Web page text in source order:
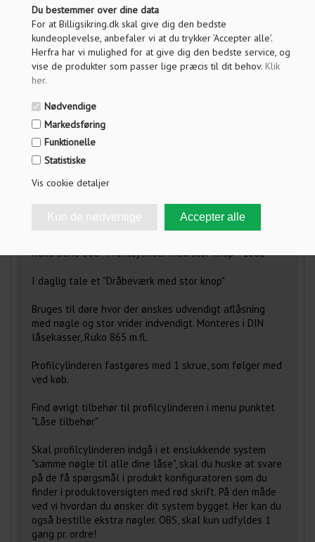
Du bestemmer over dine data
For at Billigsikring.dk skal give dig den bedste
kundeoplevelse, anbefaler vi at du trykker ’Accepter alle’.
Herfra har vi mulighed for at give dig den bedste service, og
vise de produkter som passer lige præcis til dit behov. Klik
her.
Nødvendige
Markedsføring
Funktionelle
Statistiske
Vis cookie detaljer
ANTAL
LÆG I KURV
OM PRODUKTET
SPECIFIKATIONER
SPØRG OS
FRAGT INFO
ANMELDELSER
Ruko Serie 600 - Profilcylinder med stor knop - 1602
I daglig tale et "Dråbeværk med stor knop"
Bruges til døre hvor der ønskes udvendigt aflåsning
med nøgle og stor vrider indvendigt. Monteres i DIN
låsekasser, Ruko 865 m.fl.
Profilcylinderen fastgøres med 1 skrue, som følger med
ved køb.
Find øvrigt tilbehør til profilcylinderen i menu punktet
"Låse tilbehør"
Skal profilcylinderen indgå i et enslukkende system
"samme nøgle til alle dine låse", skal du huske at svare
på de få spørgsmål i produkt konfiguratoren som du
finder i produktoversigten med rød skrift. På den måde
ved vi hvordan du ønsker dit system bygget. Her kan du
også bestille ekstra nøgler. OBS, skal kun udfyldes 1
gang pr. ordre!